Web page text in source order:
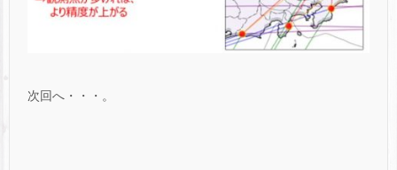
次回へ・・・。